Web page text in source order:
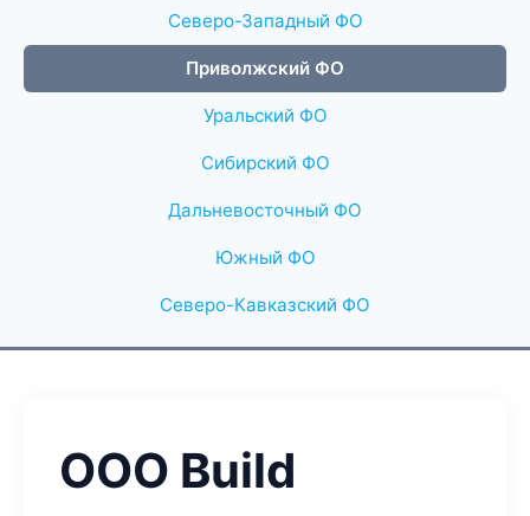
Северо-Западный ФО
Приволжский ФО
Уральский ФО
Сибирский ФО
Дальневосточный ФО
Южный ФО
Северо-Кавказский ФО
ООО Build